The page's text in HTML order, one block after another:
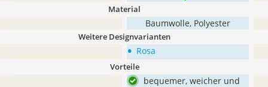
Material
Baumwolle, Polyester
Weitere Designvarianten
• Rosa
Vorteile
bequemer, weicher und